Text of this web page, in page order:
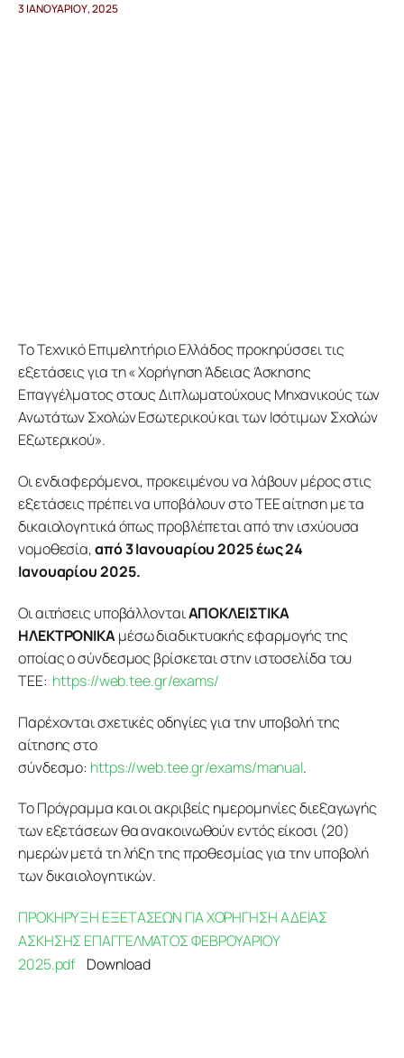
3 ΙΑΝΟΥΑΡΊΟΥ, 2025
Το Τεχνικό Επιμελητήριο Ελλάδος προκηρύσσει τις
εξετάσεις για τη « Χορήγηση Άδειας Άσκησης
Επαγγέλματος στους Διπλωματούχους Μηχανικούς των
Ανωτάτων Σχολών Εσωτερικού και των Ισότιμων Σχολών
Εξωτερικού».
Οι ενδιαφερόμενοι, προκειμένου να λάβουν μέρος στις
εξετάσεις πρέπει να υποβάλουν στο ΤΕΕ αίτηση με τα
δικαιολογητικά όπως προβλέπεται από την ισχύουσα
νομοθεσία, από 3 Ιανουαρίου 2025 έως 24
Ιανουαρίου 2025.
Οι αιτήσεις υποβάλλονται ΑΠΟΚΛΕΙΣΤΙΚΑ
ΗΛΕΚΤΡΟΝΙΚΑ μέσω διαδικτυακής εφαρμογής της
οποίας ο σύνδεσμος βρίσκεται στην ιστοσελίδα του
ΤΕΕ: https://web.tee.gr/exams/
Παρέχονται σχετικές οδηγίες για την υποβολή της
αίτησης στο
σύνδεσμο: https://web.tee.gr/exams/manual.
Το Πρόγραμμα και οι ακριβείς ημερομηνίες διεξαγωγής
των εξετάσεων θα ανακοινωθούν εντός είκοσι (20)
ημερών μετά τη λήξη της προθεσμίας για την υποβολή
των δικαιολογητικών.
ΠΡΟΚΗΡΥΞΗ ΕΞΕΤΑΣΕΩΝ ΓΙΑ ΧΟΡΗΓΗΣΗ ΑΔΕΙΑΣ
ΑΣΚΗΣΗΣ ΕΠΑΓΓΕΛΜΑΤΟΣ ΦΕΒΡΟΥΑΡΙΟΥ
2025.pdf Download